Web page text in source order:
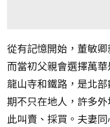
從有記憶開始，董敏
而當初父親會選擇萬
龍山寺和鐵路，是北
期不只在地人，許多
此叫賣、採買。夫妻